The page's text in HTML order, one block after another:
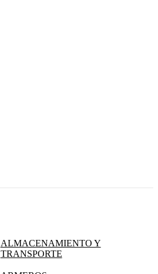
ALMACENAMIENTO Y
TRANSPORTE